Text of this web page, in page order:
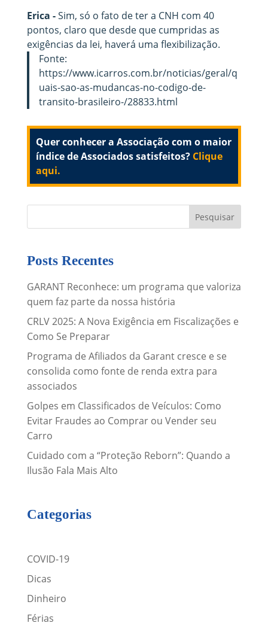
Erica -Sim, só o fato de ter a CNH com 40
pontos, claro que desde que cumpridas as
exigências da lei, haverá uma flexibilização.
Fonte:
https://www.icarros.com.br/noticias/geral/q
uais-sao-as-mudancas-no-codigo-de-
transito-brasileiro-/28833.html
Quer conhecer a Associação com o maior
índice de Associados satisfeitos? Clique
aqui.
Posts Recentes
GARANT Reconhece: um programa que valoriza
quem faz parte da nossa história
CRLV 2025: A Nova Exigência em Fiscalizações e
Como Se Preparar
Programa de Afiliados da Garant cresce e se
consolida como fonte de renda extra para
associados
Golpes em Classificados de Veículos: Como
Evitar Fraudes ao Comprar ou Vender seu
Carro
Cuidado com a “Proteção Reborn”: Quando a
Ilusão Fala Mais Alto
Categorias
COVID-19
Dicas
Dinheiro
Férias